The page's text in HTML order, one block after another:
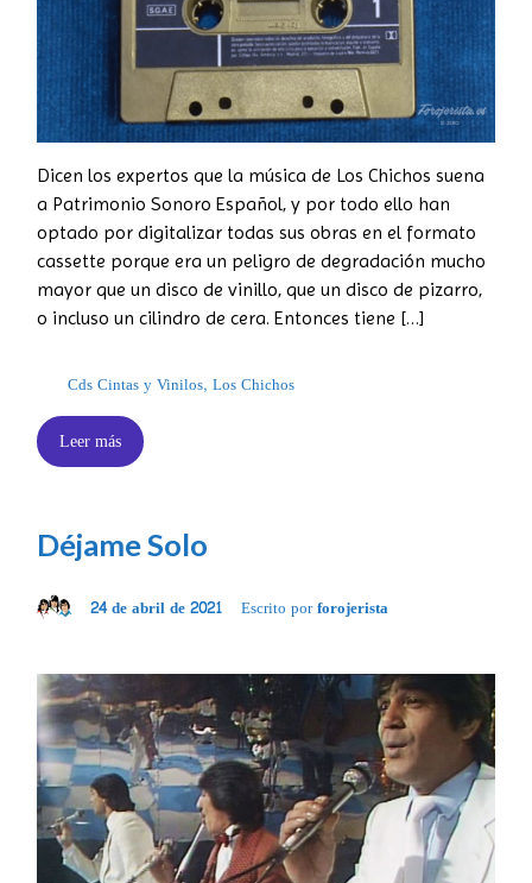
Dicen los expertos que la música de Los Chichos suena
a Patrimonio Sonoro Español, y por todo ello han
optado por digitalizar todas sus obras en el formato
cassette porque era un peligro de degradación mucho
mayor que un disco de vinillo, que un disco de pizarro,
o incluso un cilindro de cera. Entonces tiene […]
Cds Cintas y Vinilos, Los Chichos
Leer más
Déjame Solo
24 de abril de 2021 Escrito porforojerista